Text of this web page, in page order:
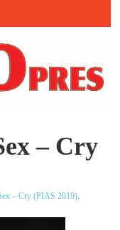
– Cry
– Cry (PIAS 2019).